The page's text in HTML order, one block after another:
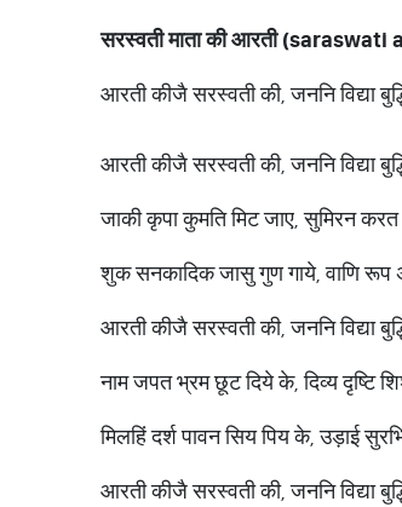
सरस्वतीमाताकीआरती(saraswati
आरती कीजै सरस्वती की, जननि विद्या
आरती कीजै सरस्वती की, जननि विद्या
जाकी कृपा कुमति मिट जाए, सुमिरन
शुक सनकादिक जासु गुण गाये, वाणि रूप
आरती कीजै सरस्वती की, जननि विद्या
नाम जपत भ्रम छूट दिये के, दिव्य दृष्टि
मिलहिं दर्श पावन सिय पिय के, उड़ाई
आरती कीजै सरस्वती की, जननि विद्या